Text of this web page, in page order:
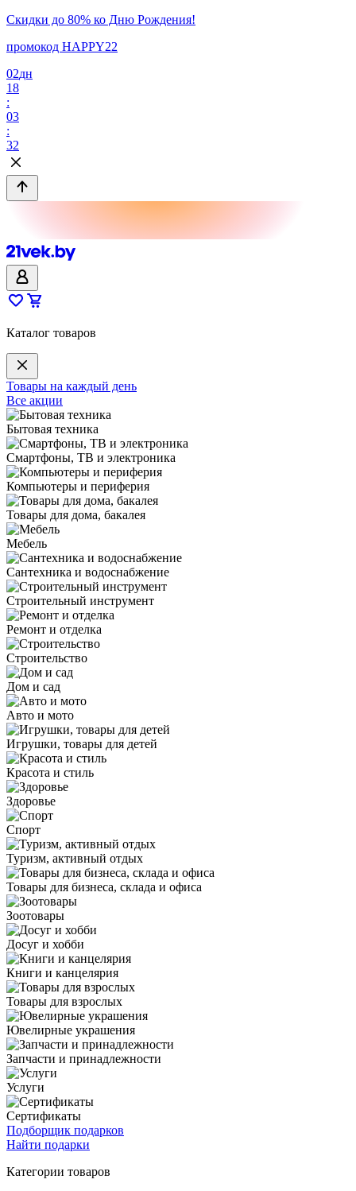
Скидки до 80% ко Дню Рождения!
промокод HAPPY22
02дн
18
:
03
:
32
Каталог товаров
Товары на каждый день
Все акции
Бытовая техника
Смартфоны, ТВ и электроника
Компьютеры и периферия
Товары для дома, бакалея
Мебель
Сантехника и водоснабжение
Строительный инструмент
Ремонт и отделка
Строительство
Дом и сад
Авто и мото
Игрушки, товары для детей
Красота и стиль
Здоровье
Спорт
Туризм, активный отдых
Товары для бизнеса, склада и офиса
Зоотовары
Досуг и хобби
Книги и канцелярия
Товары для взрослых
Ювелирные украшения
Запчасти и принадлежности
Услуги
Сертификаты
Подборщик подарков
Найти подарки
Категории товаров